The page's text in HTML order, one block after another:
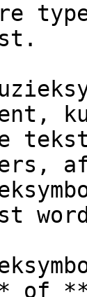
of